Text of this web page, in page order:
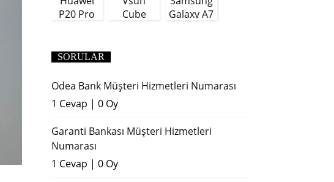
P20 Pro
Cube
Galaxy A7
SORULAR
Odea Bank Müşteri Hizmetleri Numarası
1 Cevap | 0 Oy
Garanti Bankası Müşteri Hizmetleri
Numarası
1 Cevap | 0 Oy